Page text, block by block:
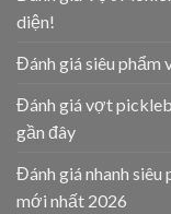
diện!
Đánh giá siêu
Đánh giá vợt
gần đây
Đánh giá nhanh
mới nhất 2026